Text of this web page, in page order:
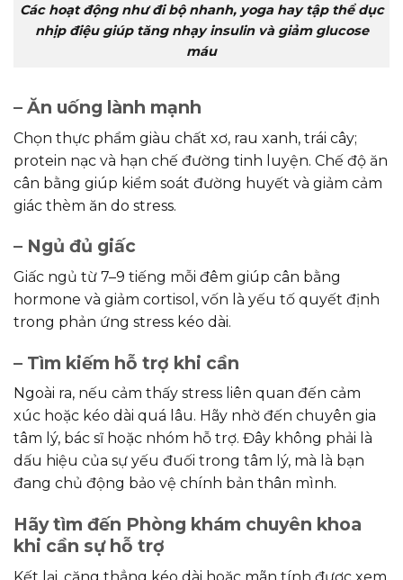
Các hoạt động như đi bộ nhanh, yoga hay tập thể dục
nhịp điệu giúp tăng nhạy insulin và giảm glucose
máu
– Ăn uống lành mạnh
Chọn thực phẩm giàu chất xơ, rau xanh, trái cây;
protein nạc và hạn chế đường tinh luyện. Chế độ ăn
cân bằng giúp kiểm soát đường huyết và giảm cảm
giác thèm ăn do stress.
– Ngủ đủ giấc
Giấc ngủ từ 7–9 tiếng mỗi đêm giúp cân bằng
hormone và giảm cortisol, vốn là yếu tố quyết định
trong phản ứng stress kéo dài.
– Tìm kiếm hỗ trợ khi cần
Ngoài ra, nếu cảm thấy stress liên quan đến cảm
xúc hoặc kéo dài quá lâu. Hãy nhờ đến chuyên gia
tâm lý, bác sĩ hoặc nhóm hỗ trợ. Đây không phải là
dấu hiệu của sự yếu đuối trong tâm lý, mà là bạn
đang chủ động bảo vệ chính bản thân mình.
Hãy tìm đến Phòng khám chuyên khoa
khi cần sự hỗ trợ